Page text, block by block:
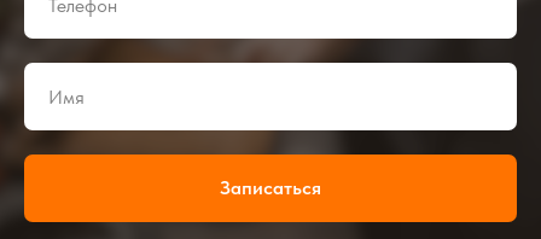
Записаться